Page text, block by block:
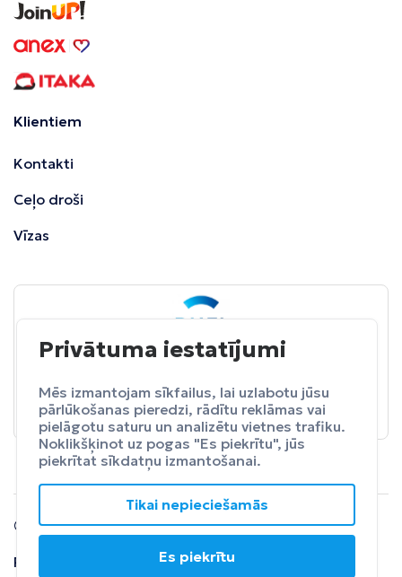
Klientiem
Kontakti
Ceļo droši
Vīzas
BALTA ceļojumu apdrošināšana
Apdrošināt
© 2024 SIA Fly Travel.
Privātuma
Lietošanas
Privātuma iestatījumi
Mēs izmantojam sīkfailus, lai uzlabotu jūsu
pārlūkošanas pieredzi, rādītu reklāmas vai
pielāgotu saturu un analizētu vietnes trafiku.
Noklikšķinot uz pogas "Es piekrītu", jūs
piekrītat sīkdatņu izmantošanai.
Tikai nepieciešamās
Es piekrītu